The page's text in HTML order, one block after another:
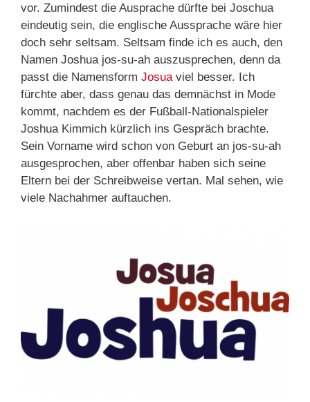
vor. Zumindest die Ausprache dürfte bei Joschua
eindeutig sein, die englische Aussprache wäre hier
doch sehr seltsam. Seltsam finde ich es auch, den
Namen Joshua jos-su-ah auszusprechen, denn da
passt die Namensform Josua viel besser. Ich
fürchte aber, dass genau das demnächst in Mode
kommt, nachdem es der Fußball-Nationalspieler
Joshua Kimmich kürzlich ins Gespräch brachte.
Sein Vorname wird schon von Geburt an jos-su-ah
ausgesprochen, aber offenbar haben sich seine
Eltern bei der Schreibweise vertan. Mal sehen, wie
viele Nachahmer auftauchen.